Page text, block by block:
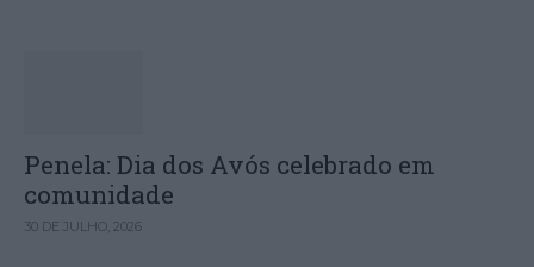
Penela: Dia dos Avós celebrado em
comunidade
30 DE JULHO, 2026